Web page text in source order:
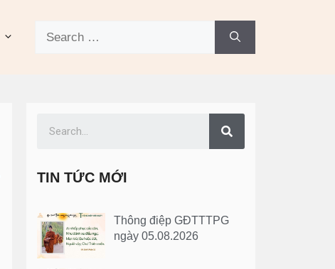
TIN TỨC MỚI
Thông điệp GĐTTTPG
ngày 05.08.2026